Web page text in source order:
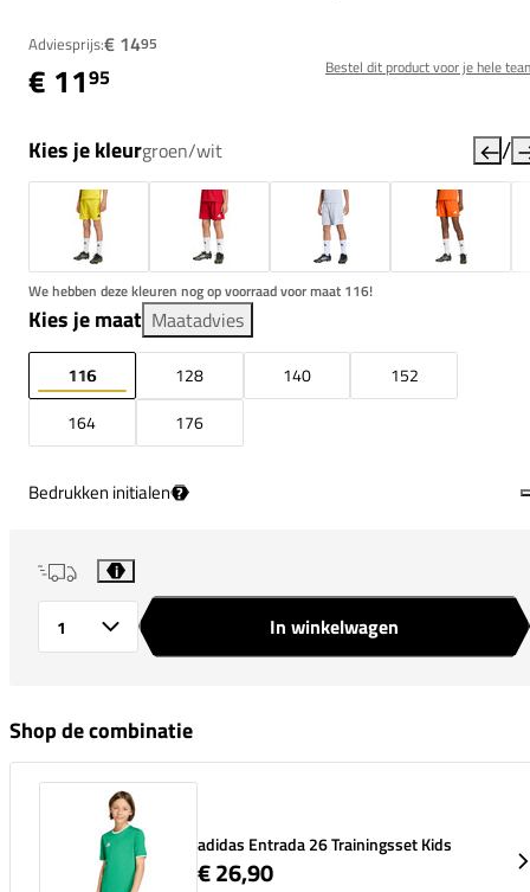
Adviesprijs:€ 1495
€ 1195 Bestel dit product voor je hele
Kies je kleurgroen/wit /
We hebben deze kleuren nog op voorraad voor maat 116!
Kies je maat Maatadvies
116 128 140
152
164
176
Bedrukken initialen ?
i
In winkelwagen
Shop de combinatie
adidas Entrada 26 Trainingsset Kids
€ 26,90